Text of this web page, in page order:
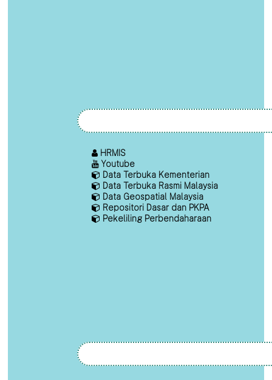
HRMIS
Youtube
Data Terbuka Kementerian
Data Terbuka Rasmi Malaysia
Data Geospatial Malaysia
Repositori Dasar dan PKPA
Pekeliling Perbendaharaan